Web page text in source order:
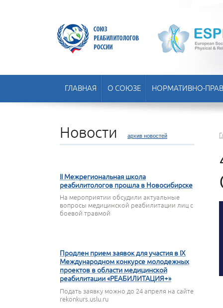
ГЛАВНАЯ О СОЮЗЕ НОРМАТИВНО-
Новости архив новостей
II Межрегиональная школа
реабилитологов прошла в Новосибирске
На мероприятии обсудили актуальные
вопросы медицинской реабилитации лиц с
боевой травмой
Продлен прием заявок для участия в IX
Международном конкурсе молодежных
проектов в области медицинской
реабилитации «РЕАБИЛИТАЦИЯ+»
Подать заявку можно до 24 апреля на сайте
rekonkurs.uslu.ru